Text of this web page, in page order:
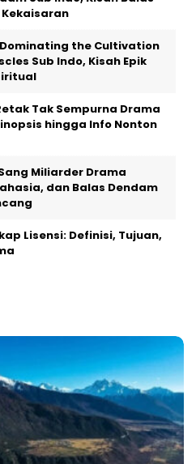
Kekaisaran
the Cultivation
Sub Indo, Kisah Epik
Tak Sempurna Drama
hingga Info Nonton
Miliarder Drama
dan Balas Dendam
Lisensi: Definisi, Tujuan,